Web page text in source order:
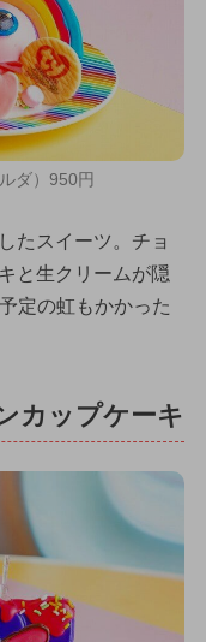
ダ）950円
たスイーツ。チョ
と生クリームが隠
定の虹もかかった
カップケーキ